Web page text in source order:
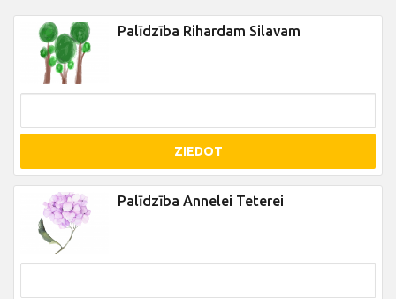
Palīdzība Rihardam Silavam
ZIEDOT
Palīdzība Annelei Teterei